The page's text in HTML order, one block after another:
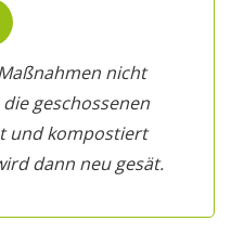
nicht
geschossenen
und kompostiert
dann neu gesät.